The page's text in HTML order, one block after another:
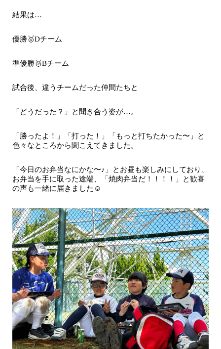
結果は…
優勝🥇Dチーム
準優勝🥈Bチーム
試合後、違うチームだった仲間たちと
「どうだった？」と聞き合う姿が…。
「勝ったよ！」「打った！」「もっと打ちたかった〜」と
色々なところから聞こえてきました。
「今日のお弁当なにかな〜♪」とお昼も楽しみにしており、
お弁当を手に取った途端、「焼肉弁当だ！！！！」と歓喜
の声も一緒に届きました☺️